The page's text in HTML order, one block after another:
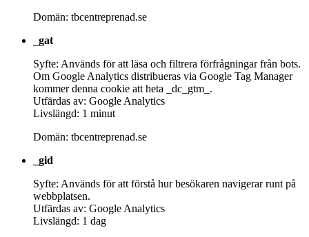
Domän: tbcentreprenad.se
_gat
Syfte: Används för att läsa och filtrera förfrågningar från bots.
Om Google Analytics distribueras via Google Tag Manager
kommer denna cookie att heta _dc_gtm_.
Utfärdas av: Google Analytics
Livslängd: 1 minut
Domän: tbcentreprenad.se
_gid
Syfte: Används för att förstå hur besökaren navigerar runt på
webbplatsen.
Utfärdas av: Google Analytics
Livslängd: 1 dag